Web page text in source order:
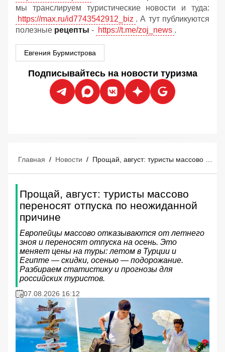
мы транслируем туристические новости и туда:
https://max.ru/id7743542912_biz . А тут публикуются
полезные рецепты - https://t.me/zoj_news .
Евгения Бурмистрова
Подписывайтесь на новости туризма
Главная / Новости /
Прощай, август: туристы массово
переносят отпуска по неожиданной
причине
Европейцы массово отказываются от летнего
зноя и переносят отпуска на осень. Это
меняет цены на туры: летом в Турции и
Египте — скидки, осенью — подорожание.
Разбираем статистику и прогнозы для
российских туристов.
07.08.2026 16:12